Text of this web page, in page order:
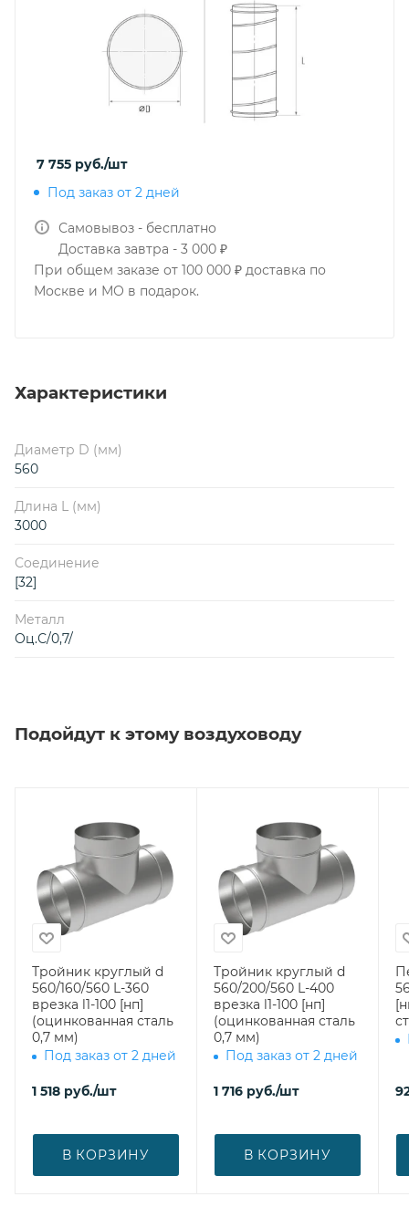
7 755 руб./шт
Под заказ от 2 дней
Самовывоз - бесплатно
Доставка завтра - 3 000 ₽
При общем заказе от 100 000 ₽ доставка по
Москве и МО в подарок.
Характеристики
Диаметр D (мм)
560
Длина L (мм)
3000
Соединение
[32]
Металл
Оц.С/0,7/
Подойдут к этому воздуховоду
Тройник круглый d
560/160/560 L-360
врезка l1-100 [нп]
(оцинкованная сталь
0,7 мм)
Под заказ от 2 дней
1 518 руб./шт
В КОРЗИНУ
Тройник круглый d
560/200/560 L-400
врезка l1-100 [нп]
(оцинкованная сталь
0,7 мм)
Под заказ от 2 дней
1 716 руб./шт
В КОРЗИНУ